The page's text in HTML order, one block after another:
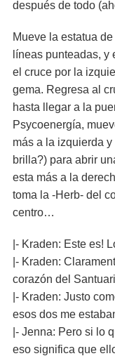
después de todo
Mueve la estatua
líneas punteadas, y
el cruce por la
gema. Regresa al
hasta llegar a la
Psycoenergía,
más a la izquierda
brilla?) para abrir
esta más a la
toma la -Herb- del
centro…
|- Kraden: Este es!
|- Kraden:
corazón del
|- Kraden: Justo
esos dos me
|- Jenna: Pero si lo
eso significa que